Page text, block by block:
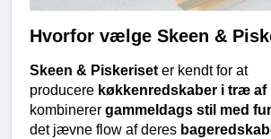
Hvorfor vælge Skeen &
Skeen & Piskeriset er kendt for at
producere køkkenredskaber i træ af
kombinerer gammeldags stil med
det jævne flow af deres